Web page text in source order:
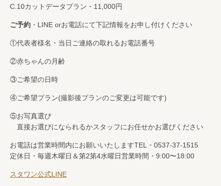
C.10カットデータプラン・11,000円
ご予約 ・LINE orお電話にて下記情報をお申し付けください
①代表者様名・当日ご連絡の取れるお電話番号
②赤ちゃんの月齢
③ご希望の日時
④ご希望プラン(撮影後プランのご変更は可能です)
⑤お写真選び
直接お選びになられるかスタッフにお任せかお選びください
お電話は営業時間内にお願いいたしますTEL・0537-37-1515
定休日・毎週木曜日＆第2第4水曜日営業時間・9:00〜18:00
スタワン公式LINE